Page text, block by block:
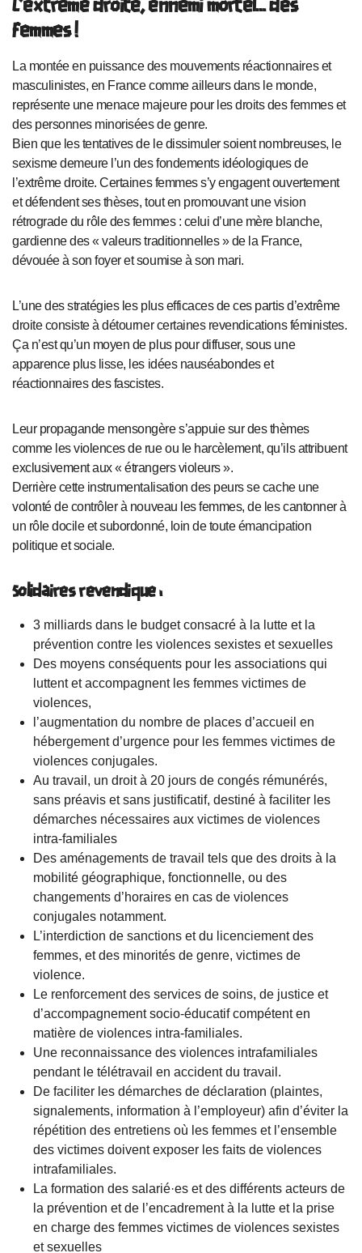
L’extrême droite, ennemi mortel… des
femmes !
La montée en puissance des mouvements réactionnaires et
masculinistes, en France comme ailleurs dans le monde,
représente une menace majeure pour les droits des femmes et
des personnes minorisées de genre.
Bien que les tentatives de le dissimuler soient nombreuses, le
sexisme demeure l’un des fondements idéologiques de
l’extrême droite. Certaines femmes s’y engagent ouvertement
et défendent ses thèses, tout en promouvant une vision
rétrograde du rôle des femmes : celui d’une mère blanche,
gardienne des « valeurs traditionnelles » de la France,
dévouée à son foyer et soumise à son mari.
L’une des stratégies les plus efficaces de ces partis d’extrême
droite consiste à détourner certaines revendications féministes.
Ça n’est qu’un moyen de plus pour diffuser, sous une
apparence plus lisse, les idées nauséabondes et
réactionnaires des fascistes.
Leur propagande mensongère s’appuie sur des thèmes
comme les violences de rue ou le harcèlement, qu’ils attribuent
exclusivement aux « étrangers violeurs ».
Derrière cette instrumentalisation des peurs se cache une
volonté de contrôler à nouveau les femmes, de les cantonner à
un rôle docile et subordonné, loin de toute émancipation
politique et sociale.
Solidaires revendique :
3 milliards dans le budget consacré à la lutte et la
prévention contre les violences sexistes et sexuelles
Des moyens conséquents pour les associations qui
luttent et accompagnent les femmes victimes de
violences,
l’augmentation du nombre de places d’accueil en
hébergement d’urgence pour les femmes victimes de
violences conjugales.
Au travail, un droit à 20 jours de congés rémunérés,
sans préavis et sans justificatif, destiné à faciliter les
démarches nécessaires aux victimes de violences
intra-familiales
Des aménagements de travail tels que des droits à la
mobilité géographique, fonctionnelle, ou des
changements d’horaires en cas de violences
conjugales notamment.
L’interdiction de sanctions et du licenciement des
femmes, et des minorités de genre, victimes de
violence.
Le renforcement des services de soins, de justice et
d’accompagnement socio-éducatif compétent en
matière de violences intra-familiales.
Une reconnaissance des violences intrafamiliales
pendant le télétravail en accident du travail.
De faciliter les démarches de déclaration (plaintes,
signalements, information à l’employeur) afin d’éviter la
répétition des entretiens où les femmes et l’ensemble
des victimes doivent exposer les faits de violences
intrafamiliales.
La formation des salarié·es et des différents acteurs de
la prévention et de l’encadrement à la lutte et la prise
en charge des femmes victimes de violences sexistes
et sexuelles